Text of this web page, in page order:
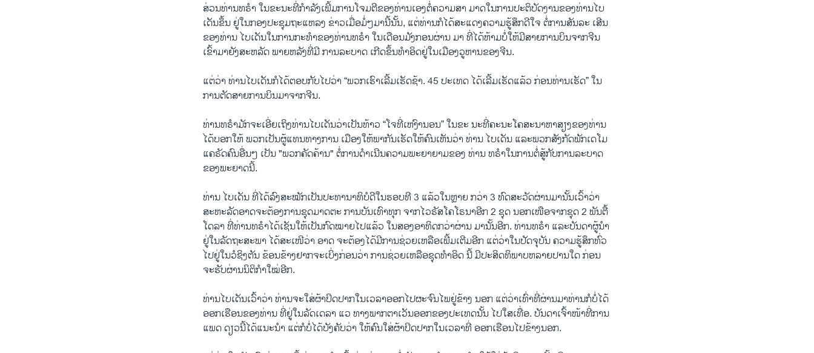
ສ່ວນທ່ານທຣໍາ ໃນຂະນະທີ່ກໍາລັງເພີ້ມການໂຈມຕີຂອງທ່ານເອງຕໍ່ຄວາມສາ ມາດໃນການປະຕິບັດງານຂອງທ່ານໄບ
ເດັນຂຶ້ນ ຢູ່ໃນກອງປະຊຸມຖະແຫລງ ຂ່າວເມື່ອມໍ່ໆມານີ້ນັ້ນ, ແຕ່ທ່ານກໍໄດ້ສະແດງຄວາມຮູ້ສຶກດີໃຈ ຕໍ່ການສັນລະ ເສີນ
ຂອງທ່ານ ໄບເດັນໃນການກະທໍາຂອງທ່ານທຣໍາ ໃນເດືອນມັງກອນຜ່ານ ມາ ທີ່ໄດ້ຫ້າມບໍ່ໃຫ້ມີສາຍການບິນຈາກຈີນ
ເຂົ້າມາຍັງສະຫລັດ ພາຍຫລັງທີ່ມີ ການລະບາດ ເກີດຂຶ້ນທໍາອິດຢູ່ໃນເມືອງວູຫານຂອງຈີນ.
ແຕ່ວ່າ ທ່ານໄບເດັນກໍໄດ້ຕອບກັບໄປວ່າ “ພວກເຮົາເລີ້ມເຮັດຊ້າ. 45 ປະເທດ ໄດ້ເລີ້ມເຮັດແລ້ວ ກ່ອນທ່ານເຮັດ” ໃນ
ການຕັດສາຍການບິນມາຈາກຈີນ.
ທ່ານທຣໍາມັກຈະເອີ່ຍເຖິງທ່ານໄບເດັນວ່າເປັນທ້າວ “ໂຈທີ່ເຫງົານອນ” ໃນຂະ ນະທີ່ຄະນະໂຄສະນາຫາສຽງຂອງທ່ານ
ໄດ້ບອກໃຫ້ ພວກເປັນຜູ້ແທນທາງການ ເມືອງໃຫ້ພາກັນເຮັດໃຫ້ຄົນເຫັນວ່າ ທ່ານ ໄບເດັນ ແລະພວກສັງກັດພັກເດໂມ
ແຄຣັດຄົນອື່ນໆ ເປັນ "ພວກຄັດຄ້ານ" ຕໍ່ການດໍາເນີນຄວາມພະຍາຍາມຂອງ ທ່ານ ທຣໍາໃນການຕໍ່ສູ້ກັບການລະບາດ
ຂອງພະຍາດນີ້.
ທ່ານ ໄບເດັນ ທີ່ໄດ້ລົງສະໝັກເປັນປະທານາທິບໍດີໃນຮອບທີ 3 ແລ້ວໃນຫຼາຍ ກວ່າ 3 ທົດສະວັດຜ່ານມານັ້ນເວົ້າວ່າ
ສະຫະລັດອາດຈະຕ້ອງການຊຸດມາດຕະ ການບັນເທົາທຸກ ຈາກໄວຣັສໂຄໂຣນາອີກ 2 ຊຸດ ນອກເໜືອຈາກຊຸດ 2 ພັນຕື້
ໂດລາ ທີ່ທ່ານທຣໍາໄດ້ເຊັນໃຫ້ເປັນກົດໝາຍໄປແລ້ວ ໃນສອງອາທິດກວ່າຜ່ານ ມານັ້ນອີກ. ທ່ານທຣໍາ ແລະບັນດາຜູ້ນໍາ
ຢູ່ໃນລັດຖະສະພາ ໄດ້ສະເໜີວ່າ ອາດ ຈະຕ້ອງໄດ້ມີການຊ່ວຍເຫລືອເພີ້ມເຕີມອີກ ແຕ່ວ່າໃນປັດຈຸບັນ ຄວາມຮູ້ສຶກທົ່ວ
ໄປຢູ່ໃນວໍຊິງຕັນ ຂ້ອນຂ້າງຢາກຈະເບິ່ງກ່ອນວ່າ ການຊ່ວຍເຫລືອຊຸດທໍາອິດ ນີ້ ມີປະສິດທິພາບຫລາຍປານໃດ ກ່ອນ
ຈະຮັບຜ່ານນິຕິກໍາໃໝ່ອີກ.
ທ່ານໄບເດັນເວົ້າວ່າ ທ່ານຈະໃສ່ຜ້າປິດປາກໃນເວລາອອກໄປຜະຈົນໄພຢູ່ຂ້າງ ນອກ ແຕ່ວ່າເທົ່າທີ່ຜ່ານມາທ່ານກໍບໍ່ໄດ້
ອອກເຮືອນຂອງທ່ານ ທີ່ຢູ່ໃນລັດເດລາ ແວ ທາງພາກຕາເວັນອອກຂອງປະເທດນັ້ນ ໄປໃສເທື່ອ. ບັນດາເຈົ້າໜ້າທີ່ການ
ແພດ ດຽວນີ້ໄດ້ແນະນໍາ ແຕ່ກໍບໍ່ໄດ້ບັງຄັບວ່າ ໃຫ້ຄົນໃສ່ຜ້າປິດປາກໃນເວລາທີ່ ອອກເຮືອນໄປຂ້າງນອກ.